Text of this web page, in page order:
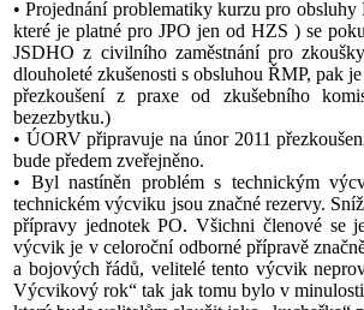
• Projednání problematiky kurzu pro
které je platné pro JPO jen od HZS ) se
JSDHO z civilního zaměstnání pro
dlouholeté zkušenosti s obsluhou ŘMP, pak
přezkoušení z praxe od zkušebního
bezezbytku.)
• ÚORV připravuje na únor 2011
bude předem zveřejněno.
• Byl nastíněn problém s technickým
technickém výcviku jsou značné rezervy.
přípravy jednotek PO. Všichni členové se
výcvik je v celoroční odborné přípravě
a bojových řádů, velitelé tento výcvik
Výcvikový rok“ tak jak tomu bylo v